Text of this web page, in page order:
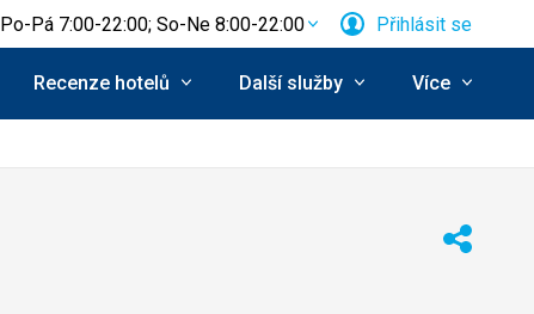
Po-Pá 7:00-22:00; So-Ne 8:00-22:00 Přihlásit se
Recenze hotelů Další služby Více
Sdílet